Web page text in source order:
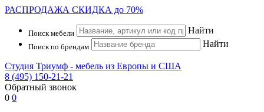
РАСПРОДАЖА СКИДКА до 70%
Поиск мебели Найти
Поиск по брендам Найти
Студия Триумф - мебель из Европы и США
8 (495) 150-21-21
Обратный звонок
0 0